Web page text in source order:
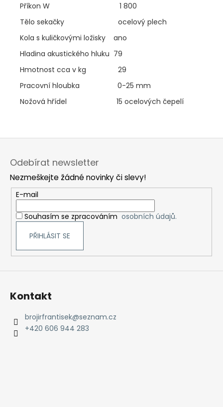
Příkon W 1 800
Tělo sekačky ocelový plech
Kola s kuličkovými ložisky ano
Hladina akustického hluku 79
Hmotnost cca v kg 29
Pracovní hloubka 0-25 mm
Nožová hřídel 15 ocelových čepelí
Z
Odebírat newsletter
Nezmeškejte žádné novinky či slevy!
E-mail
Souhasím se zpracováním osobních údajů.
PŘIHLÁSIT SE
Kontakt
brojirfrantisek@seznam.cz
+420 606 944 283